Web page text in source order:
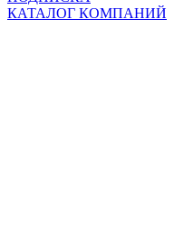
КАТАЛОГ КОМПАНИЙ